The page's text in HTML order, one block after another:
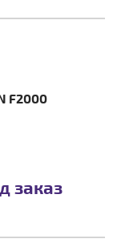
F2000
заказ